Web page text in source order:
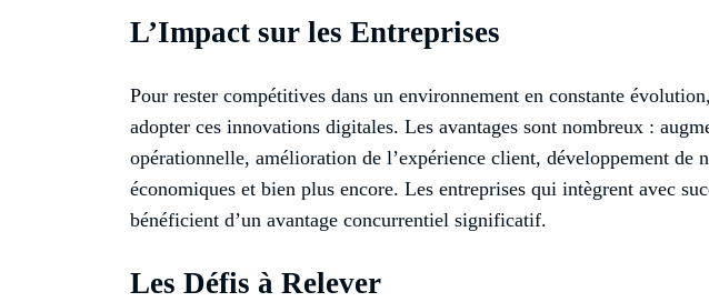
L’Impact sur les Entreprises
Pour rester compétitives dans un environnement en constante
adopter ces innovations digitales. Les avantages sont nombreux :
opérationnelle, amélioration de l’expérience client, développement de
économiques et bien plus encore. Les entreprises qui intègrent avec
bénéficient d’un avantage concurrentiel significatif.
Les Défis à Relever